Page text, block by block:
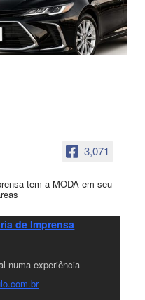
3,071
tem a MODA em seu
de Imprensa
numa experiência